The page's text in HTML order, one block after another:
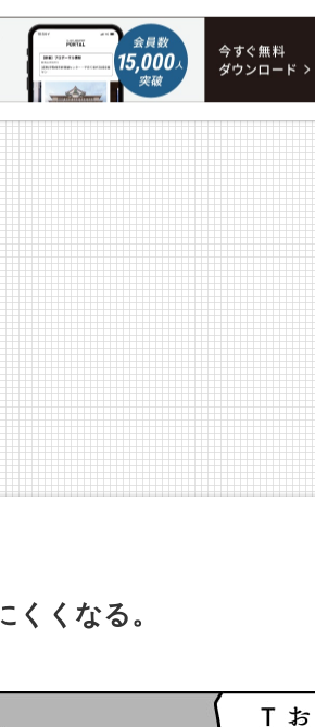
くくなる。